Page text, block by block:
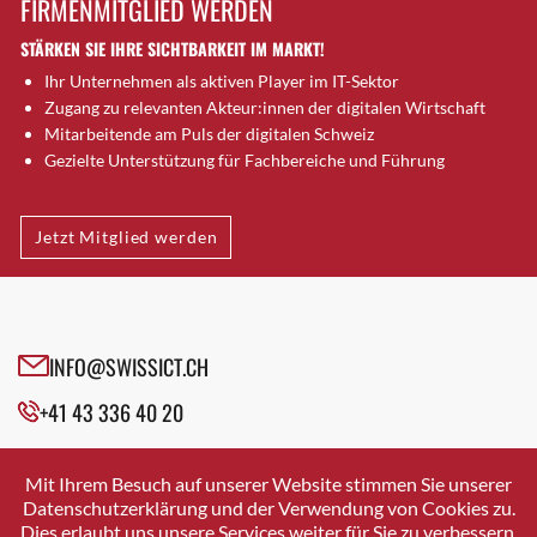
Brugg AG
Brütten
Bubendorf
Bubikon
Buchs (SG)
Bäretswil
Bülach
Cazis
Crissier
Davos Platz
Dierikon
Dietikon
FIRMENMITGLIED WERDEN
STÄRKEN SIE IHRE SICHTBARKEIT IM MARKT!
Ihr Unternehmen als aktiven Player im IT-Sektor
Zugang zu relevanten Akteur:innen der digitalen Wirtschaft
Mitarbeitende am Puls der digitalen Schweiz
Gezielte Unterstützung für Fachbereiche und Führung
Jetzt Mitglied werden
INFO@SWISSICT.CH
+41 43 336 40 20
SWISSICT
VULKANSTRASSE 120
8048 ZURICH
Mit Ihrem Besuch auf unserer Website stimmen Sie unserer
Datenschutzerklärung und der Verwendung von Cookies zu.
Dies erlaubt uns unsere Services weiter für Sie zu verbessern.